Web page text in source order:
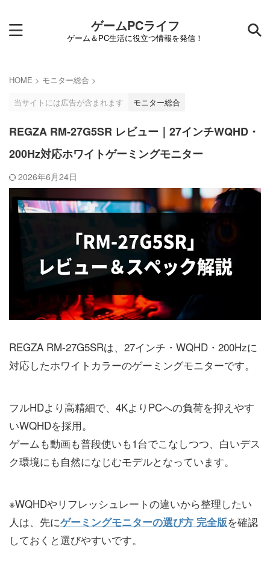
ゲームPCライフ
ゲーム＆PC生活に役立つ情報を発信！
HOME > モニター総合 >
当サイトには広告が含まれます
モニター総合
REGZA RM-27G5SR レビュー｜27インチWQHD・
200Hz対応ホワイトゲーミングモニター
2026年6月24日
REGZA RM-27G5SRは、27インチ・WQHD・200Hzに
対応したホワイトカラーのゲーミングモニターです。
フルHDより高精細で、4KよりPCへの負荷を抑えやす
いWQHDを採用。
ゲームも動画も普段使いも1台でこなしつつ、白いデス
ク環境にも自然になじむモデルとなっています。
※WQHDやリフレッシュレートの違いから整理したい
人は、先にゲーミングモニターの選び方 完全版を確認
しておくと選びやすいです。